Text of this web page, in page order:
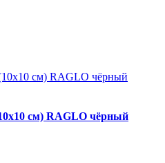
см) RAGLO чёрный